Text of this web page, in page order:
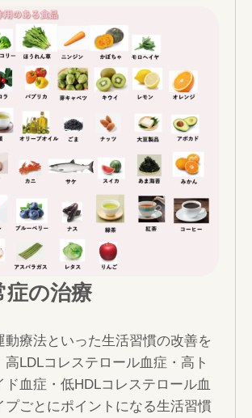
症の治療
動療法といった生活習慣の改善を
LDLコレステロール血症・高ト
ド血症・低HDLコレステロール血
プごとにポイントになる生活習慣